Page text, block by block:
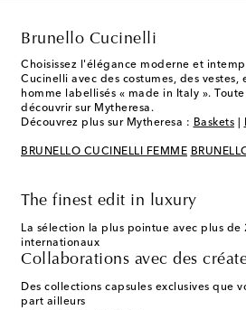
Brunello Cucinelli
Choisissez l'élégance moderne et
Cucinelli avec des costumes, des vestes,
homme labellisés « made in Italy ».
découvrir sur Mytheresa.
Découvrez plus sur Mytheresa : Baskets
BRUNELLO CUCINELLI FEMME
The finest edit in luxury
La sélection la plus pointue avec plus de
internationaux
Collaborations avec des
Des collections capsules exclusives que
part ailleurs